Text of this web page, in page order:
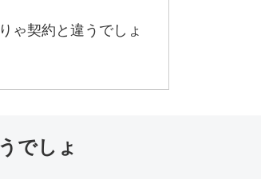
ゃ契約と違うでしょ
でしょ